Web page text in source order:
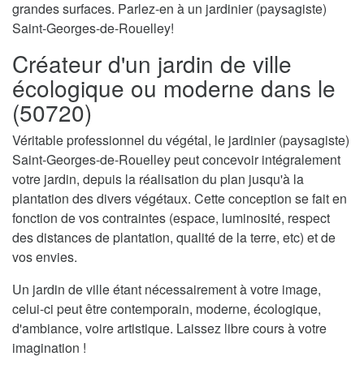
grandes surfaces. Parlez-en à un jardinier (paysagiste)
Saint-Georges-de-Rouelley!
Créateur d'un jardin de ville
écologique ou moderne dans le
(50720)
Véritable professionnel du végétal, le jardinier (paysagiste)
Saint-Georges-de-Rouelley peut concevoir intégralement
votre jardin, depuis la réalisation du plan jusqu'à la
plantation des divers végétaux. Cette conception se fait en
fonction de vos contraintes (espace, luminosité, respect
des distances de plantation, qualité de la terre, etc) et de
vos envies.
Un jardin de ville étant nécessairement à votre image,
celui-ci peut être contemporain, moderne, écologique,
d'ambiance, voire artistique. Laissez libre cours à votre
imagination !